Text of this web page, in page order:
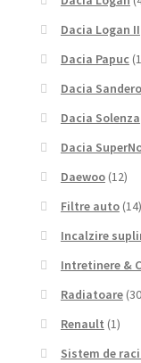
Dacia Logan II
Dacia Papuc
Dacia Sandero
Dacia Solenza
Dacia
Daewoo (12)
Filtre auto (14)
Incalzire
Intretinere &
Radiatoare
Renault (1)
Sistem de